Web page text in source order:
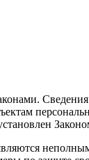
Сведения